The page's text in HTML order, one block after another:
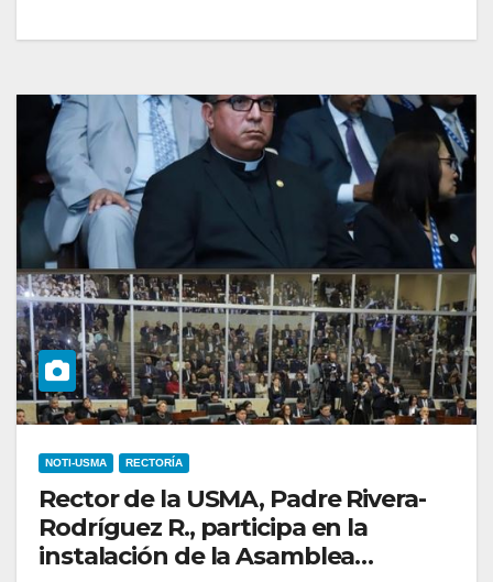
NOTI-USMA RECTORÍA
Rector de la USMA, Padre Rivera-
Rodríguez R., participa en la
instalación de la Asamblea